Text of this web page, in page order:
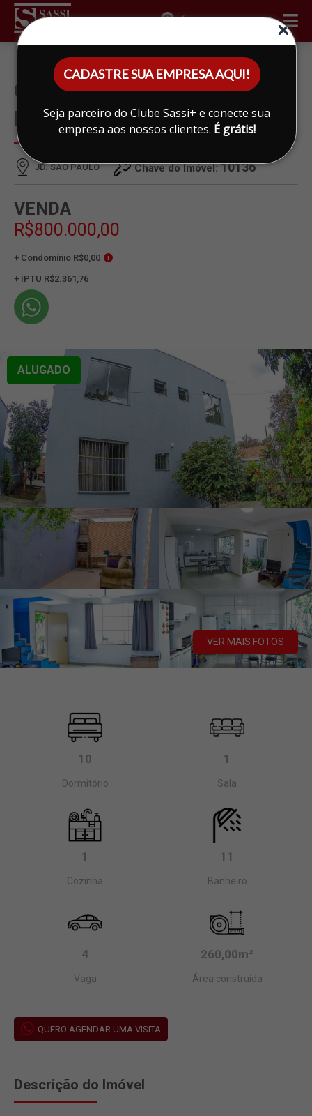
CADASTRE SUA EMPRESA AQUI!
Seja parceiro do Clube Sassi+ e conecte sua
empresa aos nossos clientes. É grátis!
ÁREA DO CLIENTE
CASA À VENDA EM JD. SAO
PAULO, LIMEIRA
JD. SAO PAULO Chave do Imóvel:10136
VENDA
R$800.000,00
+ Condomínio R$0,00 i
+ IPTU R$2.361,76
ALUGADO
VER MAIS FOTOS
10
Dormitório
1
Sala
1
Cozinha
11
Banheiro
4
Vaga
260,00m²
Área construída
QUERO AGENDAR UMA VISITA
Descrição do Imóvel